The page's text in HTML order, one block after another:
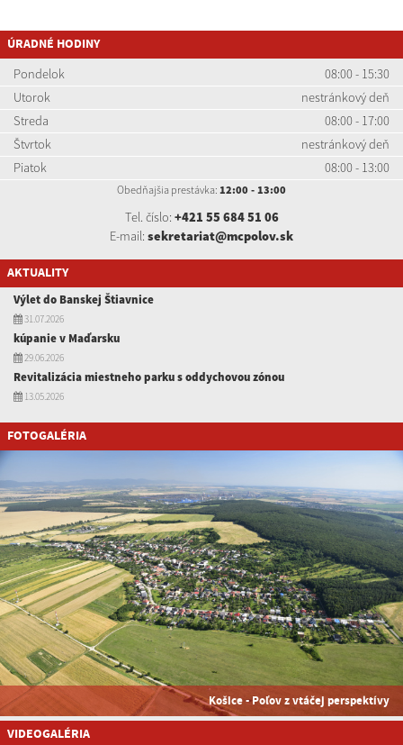
ÚRADNÉ HODINY
Pondelok
08:00 - 15:30
Utorok
nestránkový deň
Streda
08:00 - 17:00
Štvrtok
nestránkový deň
Piatok
08:00 - 13:00
Obedňajšia prestávka: 12:00 - 13:00
Tel. číslo: +421 55 684 51 06
E-mail: sekretariat@mcpolov.sk
AKTUALITY
Výlet do Banskej Štiavnice
31.07.2026
kúpanie v Maďarsku
29.06.2026
Revitalizácia miestneho parku s oddychovou zónou
13.05.2026
FOTOGALÉRIA
Košice - Poľov z vtáčej perspektívy
VIDEOGALÉRIA